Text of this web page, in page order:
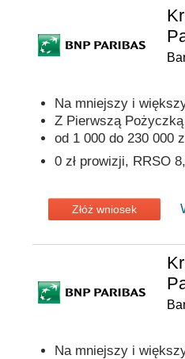
Na mniejszy i
Z Pierwszą
od 1 000 do 230 000
0 zł prowizji, RRSO
Złóż wniosek
Na mniejszy i